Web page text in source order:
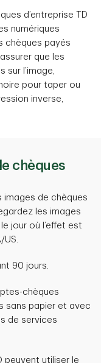
d’entreprise TD
numériques
chèques payés
que les
sur l’image,
pour taper ou
inverse,
chèques
images de chèques
les images
jour où l’effet est
90 jours.
chèques
sans papier et avec
de services
peuvent utiliser le